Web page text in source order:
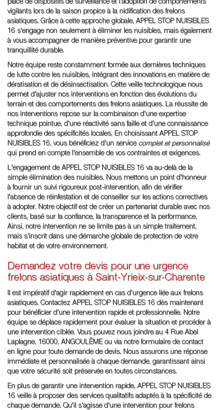
place de dispositifs de surveillance et l'adoption de comportements
vigilants lors de la saison propice à la nidification des frelons
asiatiques. Grâce à cette approche globale, APPEL STOP NUISIBLES
16 s'engage non seulement à éliminer les nuisibles, mais également
à vous accompagner de manière préventive pour garantir une
tranquillité durable.
Notre équipe reste constamment formée aux dernières techniques
de lutte contre les nuisibles, intégrant des innovations en matière de
dératisation et de désinsectisation. Cette veille technologique nous
permet d'ajuster nos interventions en fonction des évolutions du
terrain et des comportements des frelons asiatiques. La réussite de
nos interventions repose sur la combinaison d'une expertise
technique pointue, d'une réactivité sans faille et d'une connaissance
approfondie des spécificités locales. En choisissant APPEL STOP
NUISIBLES 16, vous bénéficiez d'un service complet et personnalisé
qui prend en compte l'ensemble de vos contraintes et exigences.
L'engagement de APPEL STOP NUISIBLES 16 va au-delà de la
simple élimination des nuisibles. Nous mettons un point d'honneur
à fournir un suivi rigoureux post-intervention, afin de vérifier
l'absence de réinfestation et de conseiller sur les actions correctives
à adopter. Notre objectif est de créer un partenariat durable avec nos
clients, basé sur la confiance, la transparence et la performance.
Ainsi, notre intervention ne se limite pas à un simple traitement,
mais s'inscrit dans une démarche globale de protection de votre
habitat et de votre environnement.
Demandez votre devis pour une urgence
frelons asiatiques à Saint-Yrieix-sur-Charente
Il est impératif d'agir rapidement en cas d'urgence liée aux frelons
asiatiques. Contactez APPEL STOP NUISIBLES 16 dès maintenant
pour bénéficier d'une intervention rapide et professionnelle. Notre
équipe se déplace rapidement pour évaluer la situation et procéder à
une intervention ciblée. Vous pouvez nous joindre au 4 Rue Abel
Laplagne, 16000, ANGOULÊME ou via notre formulaire de contact
en ligne pour toute demande de devis. Nous assurons une réponse
immédiate et personnalisée à chaque demande, garantissant ainsi
que votre sécurité soit préservée en toutes circonstances.
En plus de garantir une intervention rapide, APPEL STOP NUISIBLES
16 veille à proposer des services qualitatifs adaptés à la spécificité de
chaque demande. Qu'il s'agisse d'une intervention pour frelons